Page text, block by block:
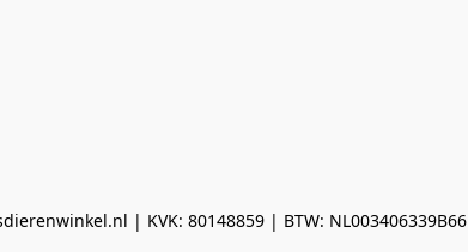
| KVK: 80148859 | BTW: NL003406339B66